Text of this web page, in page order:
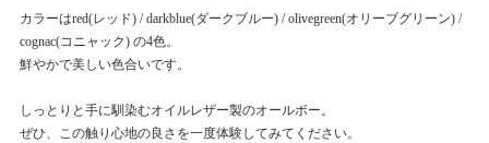
カラーはred(レッド) / darkblue(ダークブルー) / olivegreen(オリーブグリーン) /
cognac(コニャック) の4色。
鮮やかで美しい色合いです。
しっとりと手に馴染むオイルレザー製のオールボー。
ぜひ、この触り心地の良さを一度体験してみてください。